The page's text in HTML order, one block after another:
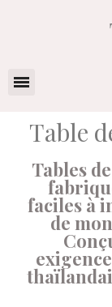
Table
Tables
faciles à
de